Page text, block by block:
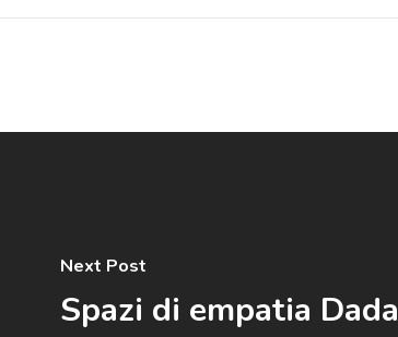
Next Post
Spazi di empatia Dada